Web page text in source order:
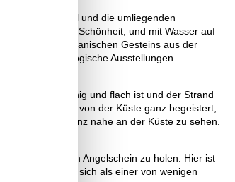
Halbinsel und die umliegenden
von Größe und Schönheit, und mit Wasser auf
man Reste vulkanischen Gesteins aus der
und geologische Ausstellungen
das Wasser ruhig und flach ist und der Strand
sind von der Küste ganz begeistert,
Tümmler ganz nahe an der Küste zu sehen.
einen Angelschein zu holen. Hier ist
Strand eignet sich als einer von wenigen